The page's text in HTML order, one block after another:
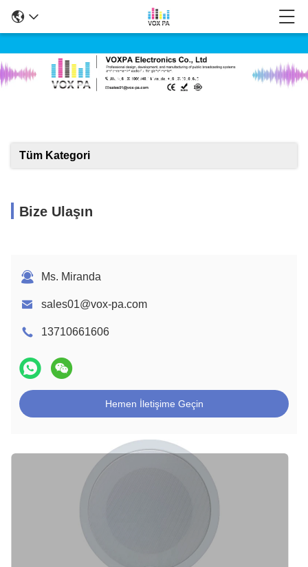
Ürün Ayrıntıları
Tüm Kategori
Bize Ulaşın
Ms. Miranda
sales01@vox-pa.com
13710661606
Hemen İletişime Geçin